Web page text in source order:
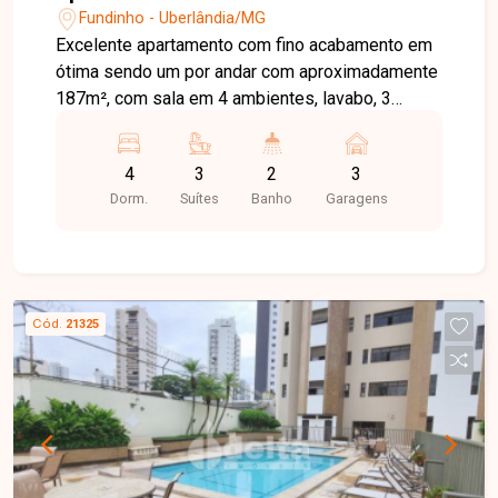
Fundinho - Uberlândia/MG
Excelente apartamento com fino acabamento em
ótima sendo um por andar com aproximadamente
187m², com sala em 4 ambientes, lavabo, 3
hidromassagem, cozinha com armários, área de
serviço com quarto e 3 vagas de garagem
cobertas. Condomínio com elevadores com
4
Dorm.
3
Suítes
2
Banho
3
Garagens
Cód. 21325